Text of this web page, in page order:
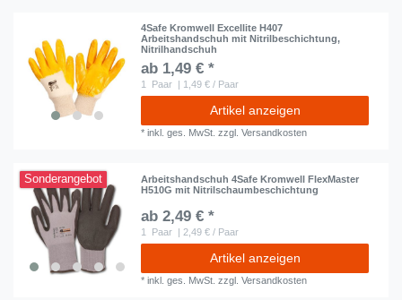
4Safe Kromwell Excellite H407
Arbeitshandschuh mit Nitrilbeschichtung,
Nitrilhandschuh
ab 1,49 € *
1 Paar | 1,49 € / Paar
Artikel anzeigen
*inkl. ges. MwSt. zzgl.Versandkosten
Sonderangebot
Arbeitshandschuh 4Safe Kromwell FlexMaster
H510G mit Nitrilschaumbeschichtung
ab 2,49 € *
1 Paar | 2,49 € / Paar
Artikel anzeigen
*inkl. ges. MwSt. zzgl.Versandkosten